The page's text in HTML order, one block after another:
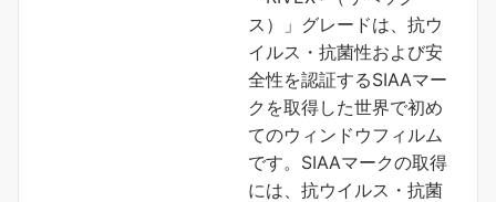
ス）」グレードは、抗ウ
イルス・抗菌性および安
全性を認証するSIAAマー
クを取得した世界で初め
てのウィンドウフィルム
です。SIAAマークの取得
には、抗ウイルス・抗菌